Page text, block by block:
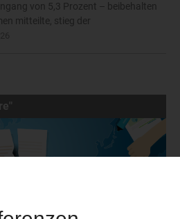
von 5,3 Prozent – beibehalten
mitteilte, stieg der